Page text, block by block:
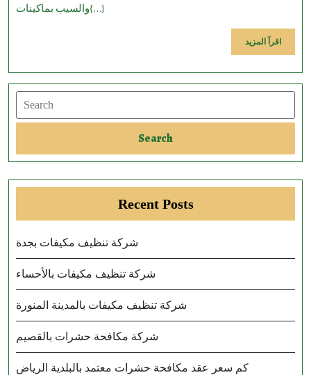
والسيب بماكينات{...}
اقرآ المزيداقرآ
المزيد
Search
Search
Recent Posts
شركة تنظيف مكيفات بجدة
شركة تنظيف مكيفات بالأحساء
شركة تنظيف مكيفات بالمدينة المنورة
شركة مكافحة حشرات بالقصيم
كم سعر عقد مكافحة حشرات معتمد بالبلدية الرياض